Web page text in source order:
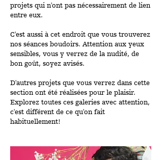
projets qui n'ont pas nécessairement de lien
entre eux.
C'est aussi à cet endroit que vous trouverez
nos séances boudoirs. Attention aux yeux
sensibles, vous y verrez de la nudité, de
bon goût, soyez avisés.
D'autres projets que vous verrez dans cette
section ont été réalisées pour le plaisir.
Explorez toutes ces galeries avec attention,
c'est différent de ce qu'on fait
habituellement!